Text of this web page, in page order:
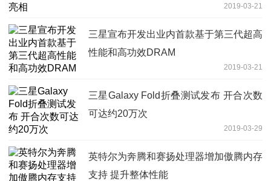
2019-03-21
三星宣布开发出业内首款基于第三代超高
性能和高功效DRAM
2019-03-21
三星Galaxy Fold折叠测试发布 开合次数
可达约20万次
2019-03-29
英特尔为奔腾和赛扬处理器增加傲腾内存
支持 提升整体性能